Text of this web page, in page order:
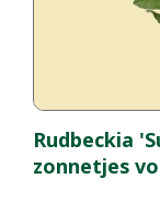
Rudbeckia
zonnetjes